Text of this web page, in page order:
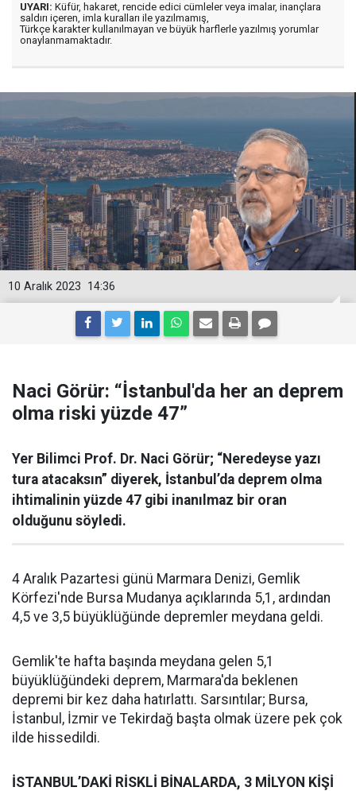
UYARI: Küfür, hakaret, rencide edici cümleler veya imalar, inançlara
saldırı içeren, imla kuralları ile yazılmamış,
Türkçe karakter kullanılmayan ve büyük harflerle yazılmış yorumlar
onaylanmamaktadır.
14:36
10 Aralık 2023
Naci Görür: “İstanbul'da her an deprem
olma riski yüzde 47”
Yer Bilimci Prof. Dr. Naci Görür; “Neredeyse yazı
tura atacaksın” diyerek, İstanbul’da deprem olma
ihtimalinin yüzde 47 gibi inanılmaz bir oran
olduğunu söyledi.
4 Aralık Pazartesi günü Marmara Denizi, Gemlik
Körfezi'nde Bursa Mudanya açıklarında 5,1, ardından
4,5 ve 3,5 büyüklüğünde depremler meydana geldi.
Gemlik'te hafta başında meydana gelen 5,1
büyüklüğündeki deprem, Marmara'da beklenen
depremi bir kez daha hatırlattı. Sarsıntılar; Bursa,
İstanbul, İzmir ve Tekirdağ başta olmak üzere pek çok
ilde hissedildi.
İSTANBUL’DAKİ RİSKLİ BİNALARDA, 3 MİLYON KİŞİ